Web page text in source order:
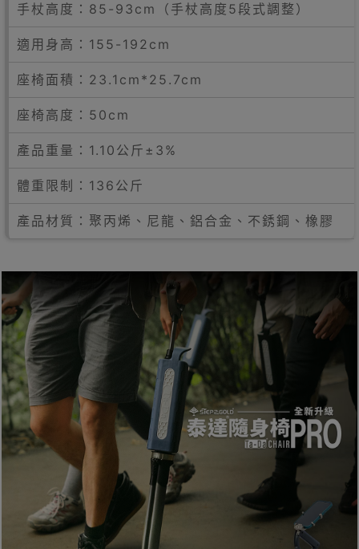
手杖高度：85-93cm（手杖高度5段式調整）
適用身高：155-192cm
座椅面積：23.1cm*25.7cm
座椅高度：50cm
產品重量：1.10公斤±3%
體重限制：136公斤
產品材質：聚丙烯、尼龍、鋁合金、不銹鋼、橡膠